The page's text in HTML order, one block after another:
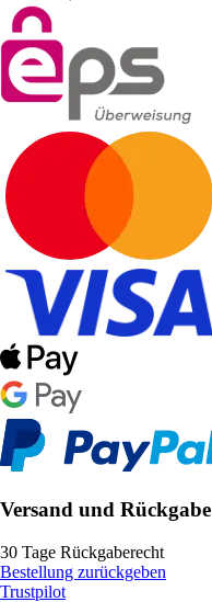
Versand und Rückgabe
30 Tage Rückgaberecht
Bestellung zurückgeben
Trustpilot